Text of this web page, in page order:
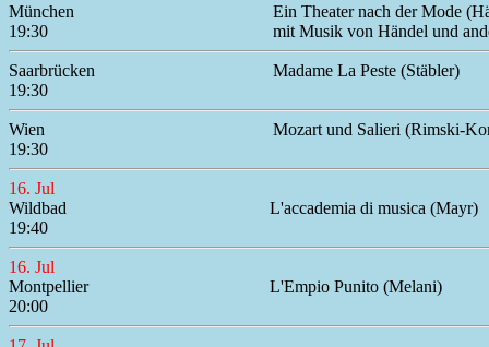
München
Ein Theater nach der Mode
19:30
mit Musik von Händel und
Saarbrücken
Madame La Peste (Stäbler)
19:30
Wien
Mozart und Salieri (Rimski-
19:30
16. Jul
Wildbad
L'accademia di musica (Mayr)
19:40
16. Jul
Montpellier
L'Empio Punito (Melani)
20:00